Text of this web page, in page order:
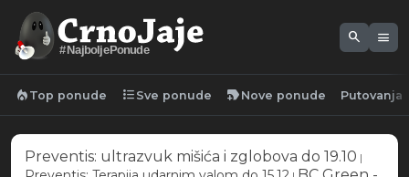
#NajboljePonude
search menu
local_fire_department Top ponude format_list_bulleted Sve ponude new_label Nove ponude Putovanja
Preventis: ultrazvuk mišića i zglobova do 19.10 |